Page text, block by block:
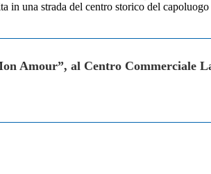
in una strada del centro storico del
Amour”, al Centro Commerciale